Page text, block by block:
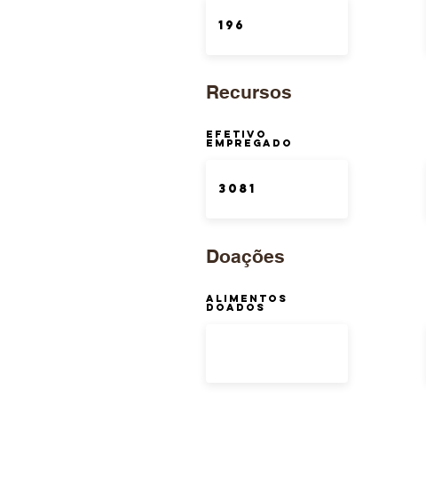
Recursos
Efetivo
Empregado
Doações
Alimentos
Doados